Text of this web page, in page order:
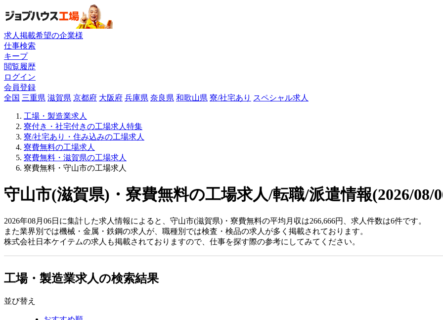
求人掲載希望の企業様
仕事検索
キープ
閲覧履歴
ログイン
会員登録
全国 三重県 滋賀県 京都府 大阪府 兵庫県 奈良県 和歌山県 寮/社宅あり スペシャル求人
工場・製造業求人
寮付き・社宅付きの工場求人特集
寮/社宅あり・住み込みの工場求人
寮費無料の工場求人
寮費無料・滋賀県の工場求人
寮費無料・守山市の工場求人
守山市(滋賀県)・寮費無料の工場求人/転職/派遣情報(2026/08/
2026年08月06日に集計した求人情報によると、守山市(滋賀県)・寮費無料の平均月収は266,666円、求人件数は6件です。
また業界別では機械・金属・鉄鋼の求人が、職種別では検査・検品の求人が多く掲載されております。
株式会社日本ケイテムの求人も掲載されておりますので、仕事を探す際の参考にしてみてください。
工場・製造業求人の検索結果
並び替え